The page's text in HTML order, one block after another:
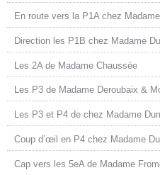
En route vers la P1A chez
Direction les P1B chez Madame
Les 2A de Madame Chaussée
Les P3 de Madame Deroubaix &
Les P3 et P4 de chez Madame
Coup d’œil en P4 chez Madame
Cap vers les 5eA de Madame